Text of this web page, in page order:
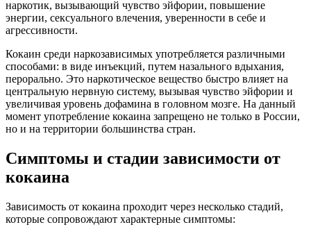
наркотик, вызывающий чувство эйфории, повышение
энергии, сексуального влечения, уверенности в себе и
агрессивности.
Кокаин среди наркозависимых употребляется различными
способами: в виде инъекций, путем назального вдыхания,
перорально. Это наркотическое вещество быстро влияет на
центральную нервную систему, вызывая чувство эйфории и
увеличивая уровень дофамина в головном мозге. На данный
момент употребление кокаина запрещено не только в России,
но и на территории большинства стран.
Симптомы и стадии зависимости от
кокаина
Зависимость от кокаина проходит через несколько стадий,
которые сопровождают характерные симптомы: